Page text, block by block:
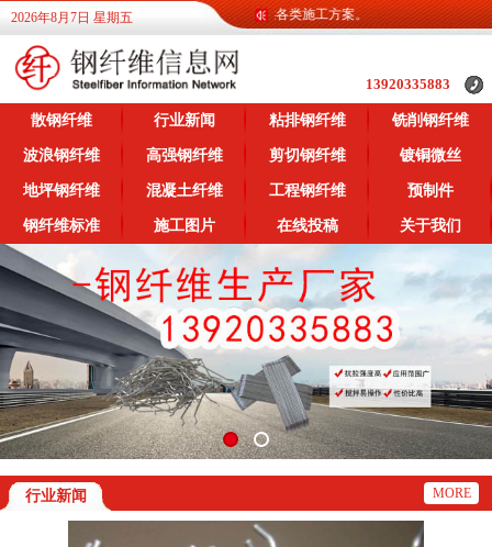
2026年8月7日 星期五
息网为广大客户提供各类钢纤维信息，提供各类施工方案。
13920335883
散钢纤维 行业新闻 粘排钢纤维 铣削钢纤维
波浪钢纤维 高强钢纤维 剪切钢纤维 镀铜微丝
地坪钢纤维 混凝土纤维 工程钢纤维 预制件
钢纤维标准 施工图片 在线投稿 关于我们
行业新闻 MORE